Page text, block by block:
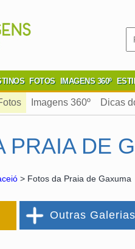
FOTOS IMAGENS 360º
Imagens 360º Dicas
PRAIA DE
> Fotos da Praia de Gaxuma
Outras Galerias